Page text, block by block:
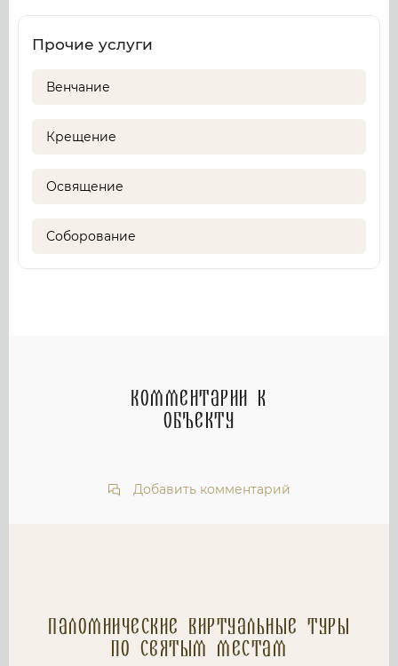
Прочие услуги
Венчание
Крещение
Освящение
Соборование
Комментарии к
объекту
Добавить комментарий
Паломнические Виртуальные туры
по святым местам